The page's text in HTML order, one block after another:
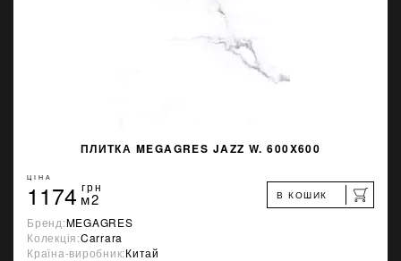
ПЛИТКА MEGAGRES JAZZ W. 600X600
ЦІНА
1174 грн
м2 В КОШИК
Бренд:MEGAGRES
Колекція:Carrara
Країна-виробник:Китай